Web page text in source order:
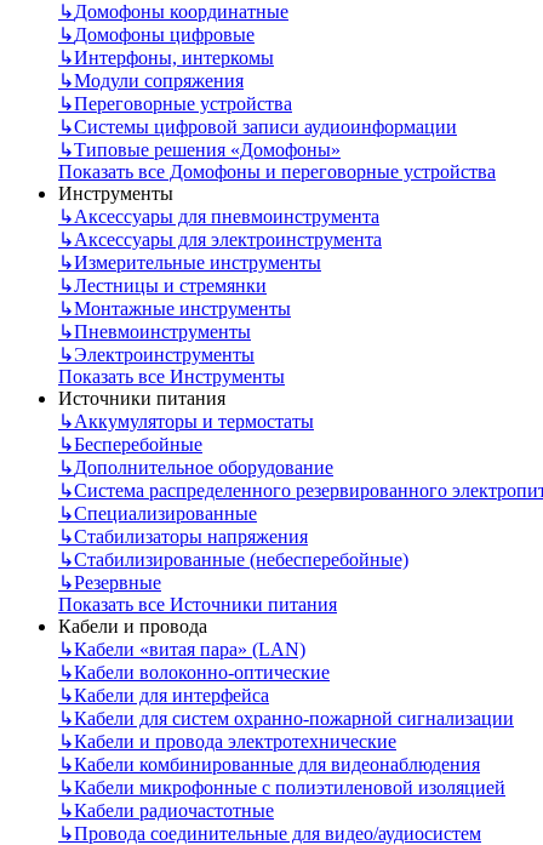
↳Домофоны координатные
↳Домофоны цифровые
↳Интерфоны, интеркомы
↳Модули сопряжения
↳Переговорные устройства
↳Системы цифровой записи аудиоинформации
↳Типовые решения «Домофоны»
Показать все Домофоны и переговорные устройства
Инструменты
↳Аксессуары для пневмоинструмента
↳Аксессуары для электроинструмента
↳Измерительные инструменты
↳Лестницы и стремянки
↳Монтажные инструменты
↳Пневмоинструменты
↳Электроинструменты
Показать все Инструменты
Источники питания
↳Аккумуляторы и термостаты
↳Бесперебойные
↳Дополнительное оборудование
↳Система распределенного резервированного
↳Специализированные
↳Стабилизаторы напряжения
↳Стабилизированные (небесперебойные)
↳Резервные
Показать все Источники питания
Кабели и провода
↳Кабели «витая пара» (LAN)
↳Кабели волоконно-оптические
↳Кабели для интерфейса
↳Кабели для систем охранно-пожарной сигнализации
↳Кабели и провода электротехнические
↳Кабели комбинированные для видеонаблюдения
↳Кабели микрофонные с полиэтиленовой изоляцией
↳Кабели радиочастотные
↳Провода соединительные для видео/аудиосистем